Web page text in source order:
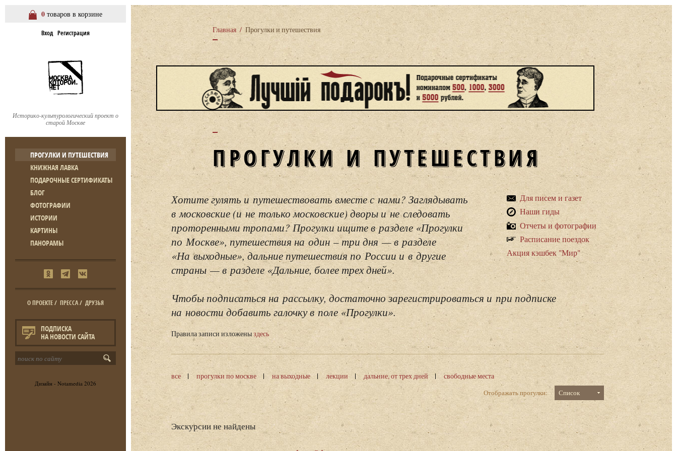
0 товаров в корзине
Вход Регистрация
Историко-культурологический проект о
старой Москве
ПРОГУЛКИ И ПУТЕШЕСТВИЯ
КНИЖНАЯ ЛАВКА
ПОДАРОЧНЫЕ СЕРТИФИКАТЫ
БЛОГ
ФОТОГРАФИИ
ИСТОРИИ
КАРТИНЫ
ПАНОРАМЫ
О ПРОЕКТЕ/ ПРЕССА/ ДРУЗЬЯ
ПОДПИСКА
НА НОВОСТИ САЙТА
Дизайн - Notamedia 2026
Главная / Прогулки и путешествия
ПРОГУЛКИ И ПУТЕШЕСТВИЯ
Для писем и газет
Наши гиды
Отчеты и фотографии
Расписание поездок
Акция кэшбек "Мир"
Хотите гулять и путешествовать вместе с нами? Заглядывать
в московские (и не только московские) дворы и не следовать
проторенными тропами? Прогулки ищите в разделе «Прогулки
по Москве», путешествия на один – три дня — в разделе
«На выходные», дальние путешествия по России и в другие
страны — в разделе «Дальние, более трех дней».
Чтобы подписаться на рассылку, достаточно зарегистрироваться и при подписке
на новости добавить галочку в поле «Прогулки».
Правила записи изложеныздесь
все прогулки по москве на выходные лекции дальние, от трех дней
свободные места
Отображать прогулки:
Список
Экскурсии не найдены